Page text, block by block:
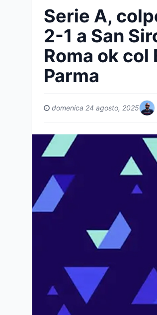
Serie A,
2-1 a San
Roma ok
Parma
domenica 24 agosto, 2025